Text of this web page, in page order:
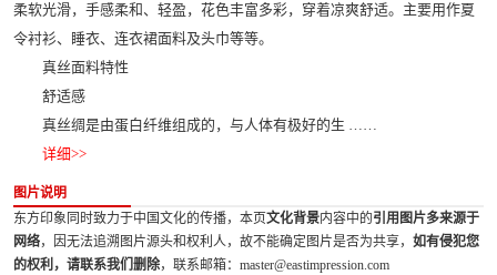
柔软光滑，手感柔和、轻盈，花色丰富多彩，穿着凉爽舒适。主要用作夏
令衬衫、睡衣、连衣裙面料及头巾等等。
真丝面料特性
舒适感
真丝绸是由蛋白纤维组成的，与人体有极好的生 ……
详细>>
图片说明
东方印象同时致力于中国文化的传播，本页文化背景内容中的引用图片多来源于
网络，因无法追溯图片源头和权利人，故不能确定图片是否为共享， 如有侵犯您
的权利，请联系我们删除，联系邮箱：master@eastimpression.com